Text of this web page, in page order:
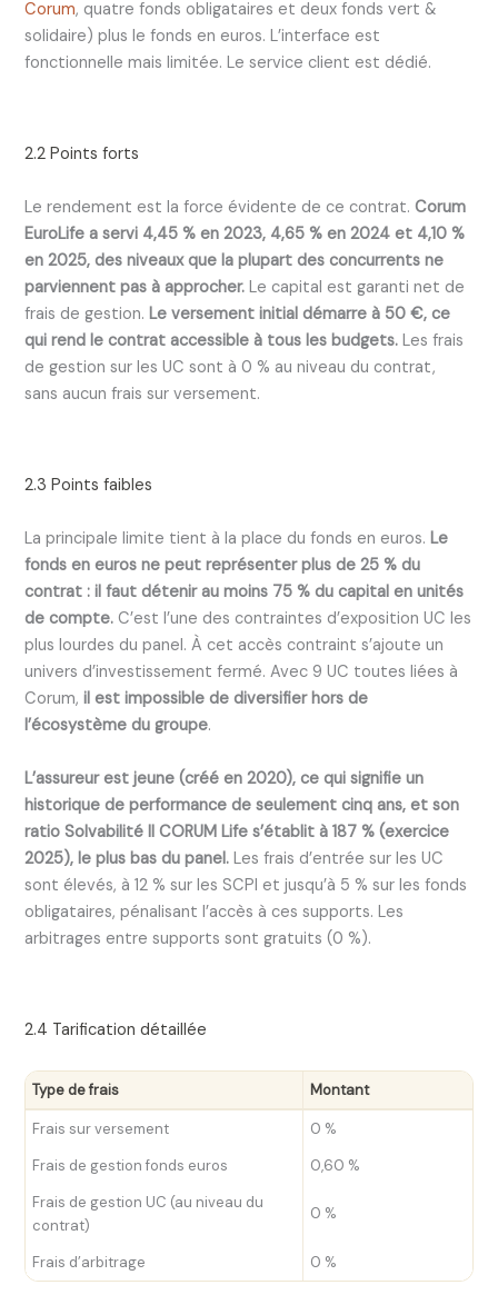
Corum, quatre fonds obligataires et deux fonds vert &
solidaire) plus le fonds en euros. L’interface est
fonctionnelle mais limitée. Le service client est dédié.
2.2 Points forts
Le rendement est la force évidente de ce contrat.Corum
EuroLife a servi 4,45 % en 2023, 4,65 % en 2024 et 4,10 %
en 2025, des niveaux que la plupart des concurrents ne
parviennent pas à approcher. Le capital est garanti net de
frais de gestion.Le versement initial démarre à 50 €, ce
qui rend le contrat accessible à tous les budgets. Les frais
de gestion sur les UC sont à 0 % au niveau du contrat,
sans aucun frais sur versement.
2.3 Points faibles
La principale limite tient à la place du fonds en euros.Le
fonds en euros ne peut représenter plus de 25 % du
contrat : il faut détenir au moins 75 % du capital en unités
de compte. C’est l’une des contraintes d’exposition UC les
plus lourdes du panel. À cet accès contraint s’ajoute un
univers d’investissement fermé. Avec 9 UC toutes liées à
Corum,il est impossible de diversifier hors de
l’écosystème du groupe.
L’assureur est jeune (créé en 2020), ce qui signifie un
historique de performance de seulement cinq ans, et son
ratio Solvabilité II CORUM Life s’établit à 187 % (exercice
2025), le plus bas du panel. Les frais d’entrée sur les UC
sont élevés, à 12 % sur les SCPI et jusqu’à 5 % sur les fonds
obligataires, pénalisant l’accès à ces supports. Les
arbitrages entre supports sont gratuits (0 %).
2.4 Tarification détaillée
Type de frais Montant
Frais sur versement
0 %
Frais de gestion fonds euros
0,60 %
Frais de gestion UC (au niveau du
contrat)
0 %
Frais d’arbitrage 0 %